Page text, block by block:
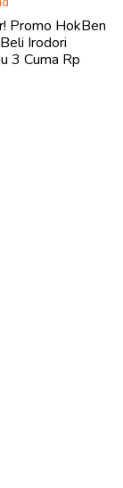
Promo HokBen
Irodori
3 Cuma Rp